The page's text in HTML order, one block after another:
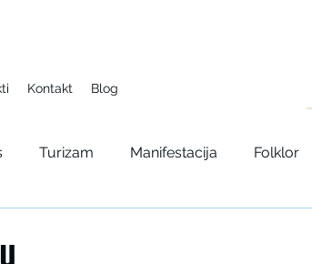
Kontakt Blog
Turizam Manifestacija Folklor